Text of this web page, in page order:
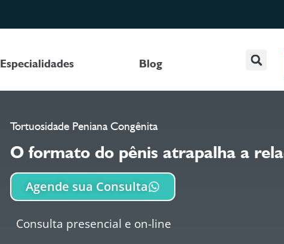
Especialidades Blog
Tortuosidade Peniana Congênita
O formato do pênis atrapalha a
Agende sua Consulta
Consulta presencial e on-line